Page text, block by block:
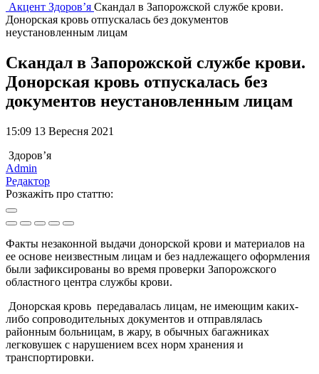
Акцент Здоров’я Скандал в Запорожской службе крови.
Донорская кровь отпускалась без документов
неустановленным лицам
Скандал в Запорожской службе крови.
Донорская кровь отпускалась без
документов неустановленным лицам
15:09 13 Вересня 2021
Здоров’я
Admin
Редактор
Розкажіть про статтю:
Факты незаконной выдачи донорской крови и материалов на
ее основе неизвестным лицам и без надлежащего оформления
были зафиксированы во время проверки Запорожского
областного центра службы крови.
Донорская кровь передавалась лицам, не имеющим каких-
либо сопроводительных документов и отправлялась
районным больницам, в жару, в обычных багажниках
легковушек с нарушением всех норм хранения и
транспортировки.